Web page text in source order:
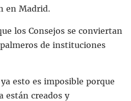
en Madrid.
los Consejos se conviertan
de instituciones
esto es imposible porque
están creados y